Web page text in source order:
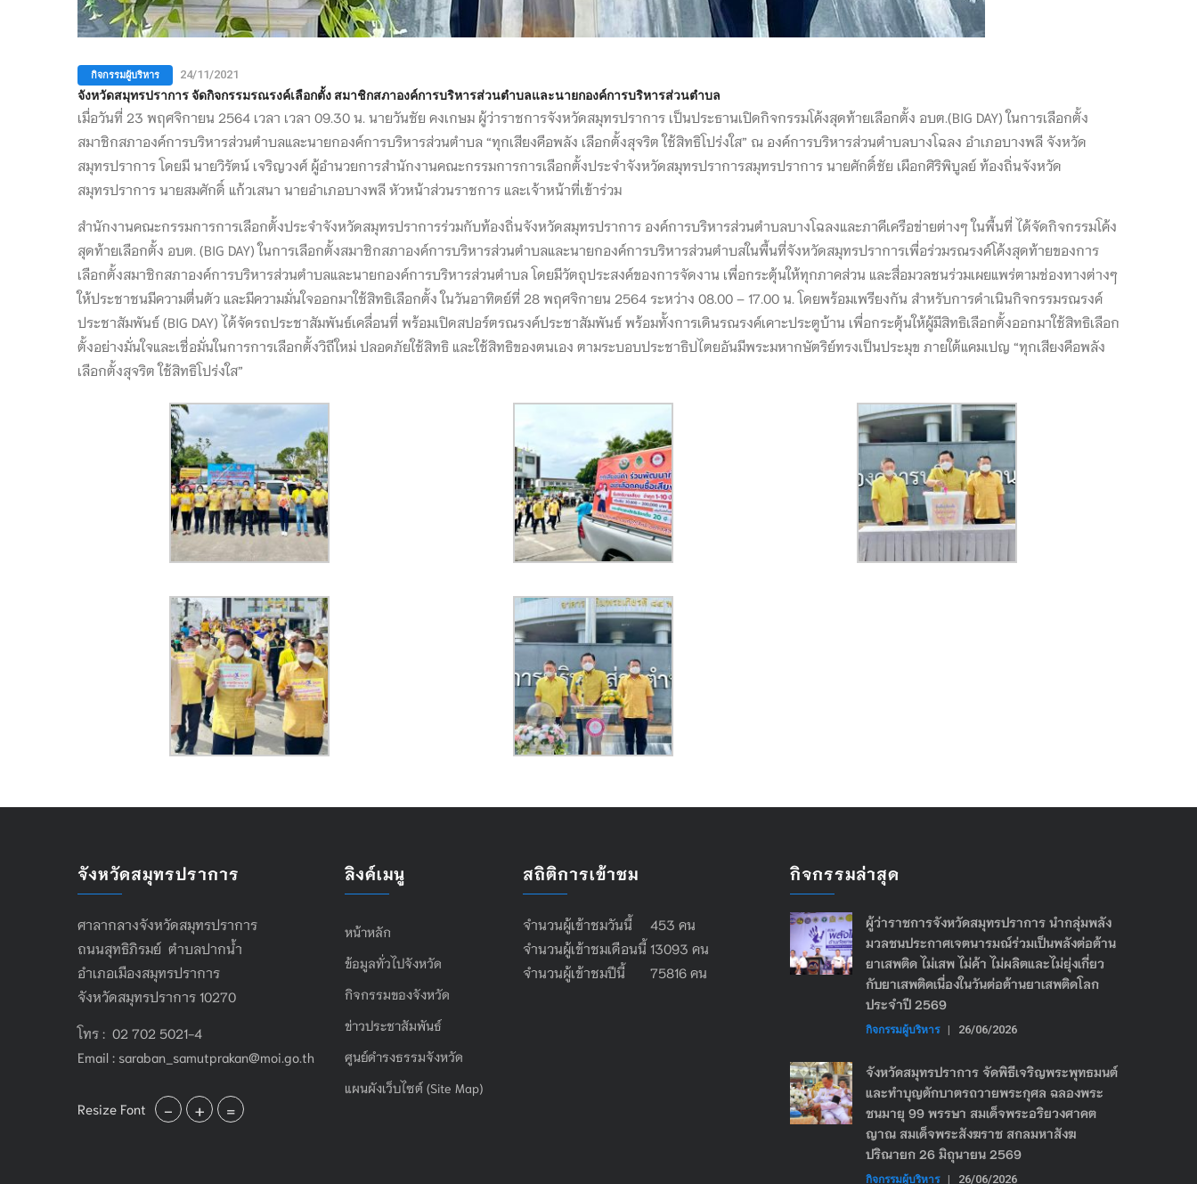
กิจกรรมผู้บริหาร 24/11/2021
จังหวัดสมุทรปราการ จัดกิจกรรมรณรงค์เลือกตั้ง สมาชิกสภาองค์การบริหารส่วนตำบลและนายกองค์การบริหารส่วนตำบล
เมื่อวันที่ 23 พฤศจิกายน 2564 เวลา เวลา 09.30 น. นายวันชัย คงเกษม ผู้ว่าราชการจังหวัดสมุทรปราการ เป็นประธานเปิดกิจกรรมโค้งสุดท้ายเลือกตั้ง อบต.(BIG DAY) ในการเลือกตั้ง
สมาชิกสภาองค์การบริหารส่วนตำบลและนายกองค์การบริหารส่วนตำบล “ทุกเสียงคือพลัง เลือกตั้งสุจริต ใช้สิทธิโปร่งใส” ณ องค์การบริหารส่วนตำบลบางโฉลง อำเภอบางพลี จังหวัด
สมุทรปราการ โดยมี นายวิรัตน์ เจริญวงศ์ ผู้อำนวยการสำนักงานคณะกรรมการการเลือกตั้งประจำจังหวัดสมุทรปราการสมุทรปราการ นายศักดิ์ชัย เผือกศิริพิบูลย์ ท้องถิ่นจังหวัด
สมุทรปราการ นายสมศักดิ์ แก้วเสนา นายอำเภอบางพลี หัวหน้าส่วนราชการ และเจ้าหน้าที่เข้าร่วม
สำนักงานคณะกรรมการการเลือกตั้งประจำจังหวัดสมุทรปราการร่วมกับท้องถิ่นจังหวัดสมุทรปราการ องค์การบริหารส่วนตำบลบางโฉลงและภาคีเครือข่ายต่างๆ ในพื้นที่ ได้จัดกิจกรรมโค้ง
สุดท้ายเลือกตั้ง อบต. (BIG DAY) ในการเลือกตั้งสมาชิกสภาองค์การบริหารส่วนตำบลและนายกองค์การบริหารส่วนตำบสในพื้นที่จังหวัดสมุทรปราการเพื่อร่วมรณรงค์โค้งสุดท้ายของการ
เลือกตั้งสมาชิกสภาองค์การบริหารส่วนตำบลและนายกองค์การบริหารส่วนตำบล โดยมีวัตถุประสงค์ของการจัดงาน เพื่อกระตุ้นให้ทุกภาคส่วน และสื่อมวลชนร่วมเผยแพร่ตามช่องทางต่างๆ
ให้ประชาชนมีความตื่นตัว และมีความมั่นใจออกมาใช้สิทธิเลือกตั้ง ในวันอาทิตย์ที่ 28 พฤศจิกายน 2564 ระหว่าง 08.00 – 17.00 น. โดยพร้อมเพรียงกัน สำหรับการดำเนินกิจกรรมรณรงค์
ประชาสัมพันธ์ (BIG DAY) ได้จัดรถประชาสัมพันธ์เคลื่อนที่ พร้อมเปิดสปอร์ตรณรงค์ประชาสัมพันธ์ พร้อมทั้งการเดินรณรงค์เคาะประตูบ้าน เพื่อกระตุ้นให้ผู้มีสิทธิเลือกตั้งออกมาใช้สิทธิเลือก
ตั้งอย่างมั่นใจและเชื่อมั่นในการการเลือกตั้งวิถีใหม่ ปลอดภัยใช้สิทธิ และใช้สิทธิของตนเอง ตามระบอบประชาธิปไตยอันมีพระมหากษัตริย์ทรงเป็นประมุข ภายใต้แคมเปญ “ทุกเสียงคือพลัง
เลือกตั้งสุจริต ใช้สิทธิโปร่งใส”
จังหวัดสมุทรปราการ
ศาลากลางจังหวัดสมุทรปราการ
ถนนสุทธิภิรมย์ ตำบลปากน้ำ
อำเภอเมืองสมุทรปราการ
จังหวัดสมุทรปราการ 10270
โทร : 02 702 5021-4
Email : saraban_samutprakan@moi.go.th
Resize Font - + =
ลิงค์เมนู
หน้าหลัก
ข้อมูลทั่วไปจังหวัด
กิจกรรมของจังหวัด
ข่าวประชาสัมพันธ์
ศูนย์ดำรงธรรมจังหวัด
แผนผังเว็บไซต์ (Site Map)
สถิติการเข้าชม
จำนวนผู้เข้าชมวันนี้ 453 คน
จำนวนผู้เข้าชมเดือนนี้ 13093 คน
จำนวนผู้เข้าชมปีนี้ 75816 คน
กิจกรรมล่าสุด
ผู้ว่าราชการจังหวัดสมุทรปราการ นำกลุ่มพลัง
มวลชนประกาศเจตนารมณ์ร่วมเป็นพลังต่อต้าน
ยาเสพติด ไม่เสพ ไม่ค้า ไม่ผลิตและไม่ยุ่งเกี่ยว
กับยาเสพติดเนื่องในวันต่อต้านยาเสพติดโลก
ประจำปี 2569
กิจกรรมผู้บริหาร | 26/06/2026
จังหวัดสมุทรปราการ จัดพิธีเจริญพระพุทธมนต์
และทำบุญตักบาตรถวายพระกุศล ฉลองพระ
ชนมายุ 99 พรรษา สมเด็จพระอริยวงศาคต
ญาณ สมเด็จพระสังฆราช สกลมหาสังฆ
ปริณายก 26 มิถุนายน 2569
กิจกรรมผู้บริหาร | 26/06/2026